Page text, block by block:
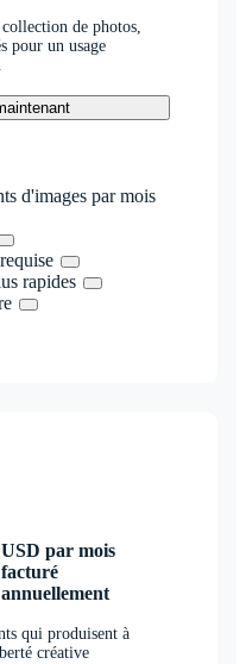
de photos,
pour un usage
d'images par mois
rapides
USD par mois
facturé
annuellement
qui produisent à
créative